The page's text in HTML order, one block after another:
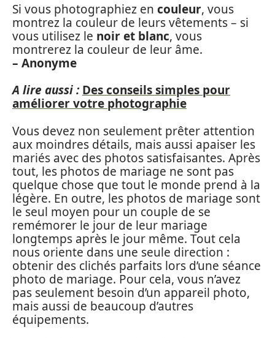
Si vous photographiez en couleur, vous
montrez la couleur de leurs vêtements – si
vous utilisez le noir et blanc, vous
montrerez la couleur de leur âme.
– Anonyme
A lire aussi : Des conseils simples pour
améliorer votre photographie
Vous devez non seulement prêter attention
aux moindres détails, mais aussi apaiser les
mariés avec des photos satisfaisantes. Après
tout, les photos de mariage ne sont pas
quelque chose que tout le monde prend à la
légère. En outre, les photos de mariage sont
le seul moyen pour un couple de se
remémorer le jour de leur mariage
longtemps après le jour même. Tout cela
nous oriente dans une seule direction :
obtenir des clichés parfaits lors d’une séance
photo de mariage. Pour cela, vous n’avez
pas seulement besoin d’un appareil photo,
mais aussi de beaucoup d’autres
équipements.